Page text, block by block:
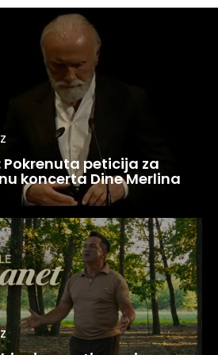
Pokrenuta peticija za
koncerta Dine Merlina